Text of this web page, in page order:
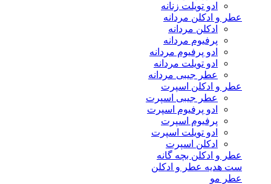
ادو تویلت زنانه
عطر و ادکلن مردانه
ادکلن مردانه
پرفیوم مردانه
ادو پرفیوم مردانه
ادو تویلت مردانه
عطر جیبی مردانه
عطر و ادکلن اسپرت
عطر جیبی اسپرت
ادو پرفیوم اسپرت
پرفیوم اسپرت
ادو تویلت اسپرت
ادکلن اسپرت
عطر و ادکلن بچه گانه
ست هدیه عطر و ادکلن
عطر مو